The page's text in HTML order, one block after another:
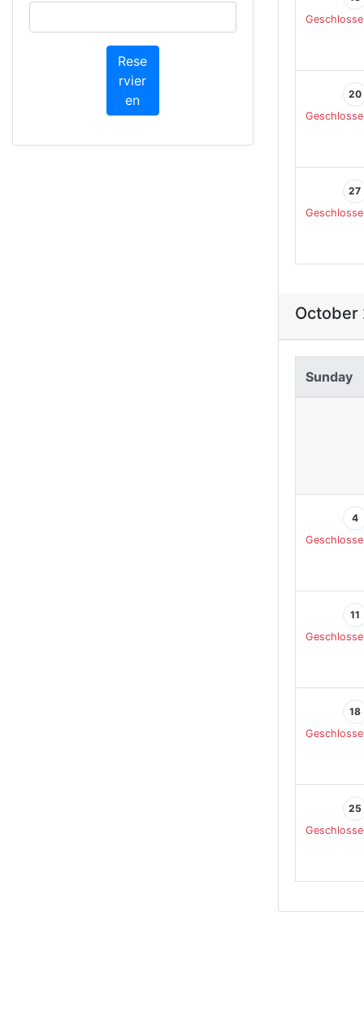
Rese
rvier
en
20
27
October
Sunday
4
11
18
25